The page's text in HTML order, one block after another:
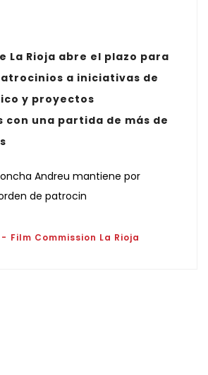
La Rioja abre el plazo para
a iniciativas de
y proyectos
con una partida de más de
Andreu mantiene por
de patrocin
Film Commission La Rioja